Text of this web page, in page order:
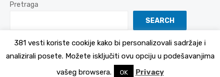
Pretraga
SEARCH
Politika Privatnosti
381 vesti koriste cookije kako bi personalizovali sadržaje i
analizirali posete. Možete isključiti ovu opciju u podešavanjima
vašeg browsera.
OK Privacy